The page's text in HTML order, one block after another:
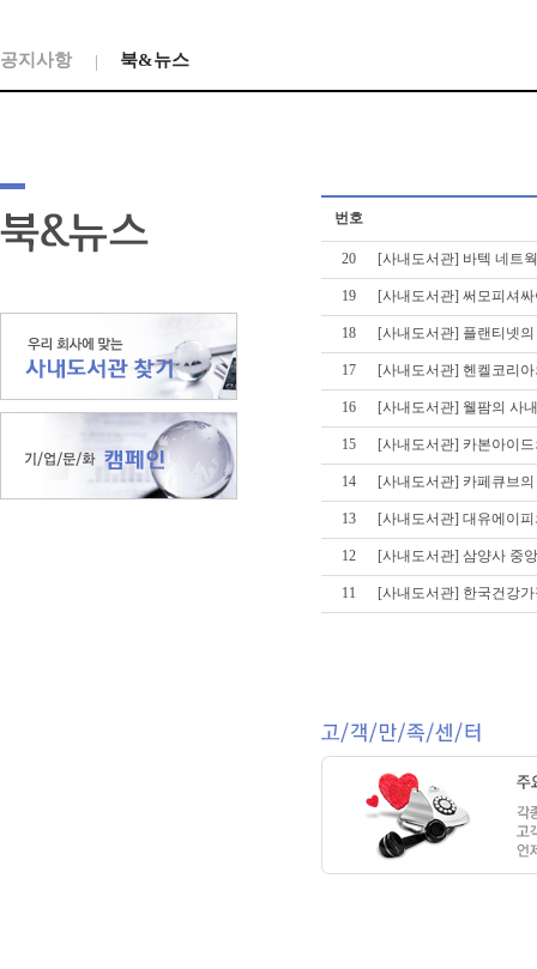
공지사항 북&뉴스
번호
20 [사내도서관] 바텍 네트
19 [사내도서관] 써모피셔
18 [사내도서관] 플랜티넷
17 [사내도서관] 헨켈코리
16 [사내도서관] 웰팜의 사
15 [사내도서관] 카본아이
14 [사내도서관] 카페큐브
13 [사내도서관] 대유에이
12 [사내도서관] 삼양사 중
11 [사내도서관] 한국건강